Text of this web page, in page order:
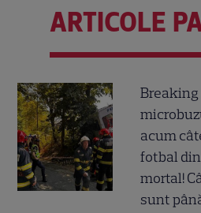
ARTICOLE
Breaking
acum
fotbal
mortal!
sunt